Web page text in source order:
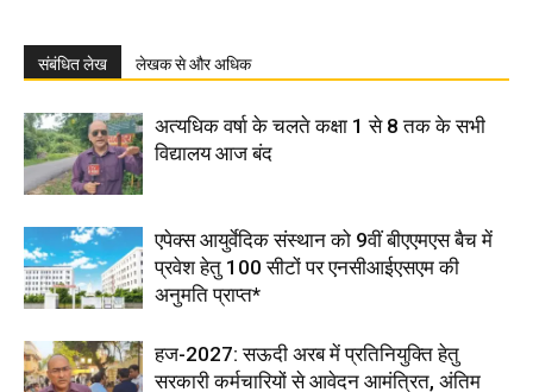
संबंधित लेख लेखक से और अधिक
अत्यधिक वर्षा के चलते कक्षा 1 से 8 तक के सभी
विद्यालय आज बंद
एपेक्स आयुर्वेदिक संस्थान को 9वीं बीएएमएस बैच में
प्रवेश हेतु 100 सीटों पर एनसीआईएसएम की
अनुमति प्राप्त*
हज-2027: सऊदी अरब में प्रतिनियुक्ति हेतु
सरकारी कर्मचारियों से आवेदन आमंत्रित, अंतिम